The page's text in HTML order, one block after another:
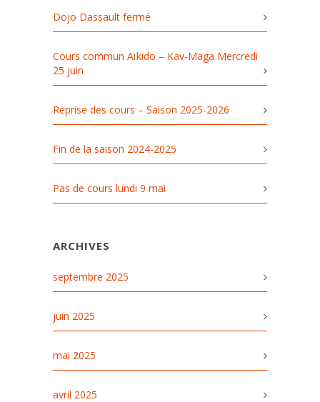
Dojo Dassault fermé
Cours commun Aïkido – Kav-Maga Mercredi
25 juin
Reprise des cours – Saison 2025-2026
Fin de la saison 2024-2025
Pas de cours lundi 9 mai
ARCHIVES
septembre 2025
juin 2025
mai 2025
avril 2025